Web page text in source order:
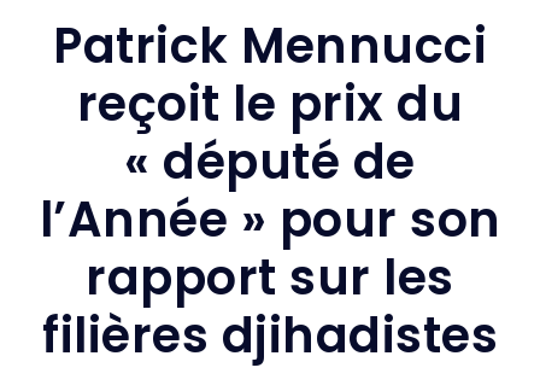
Patrick Mennucci
reçoit le prix du
« député de
l’Année » pour son
rapport sur les
filières djihadistes